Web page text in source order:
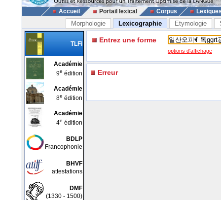
Accueil Portail lexical Corpus
Morphologie Lexicographie Etymologie
TLFi
Académie
9e édition
Académie
8e édition
Académie
4e édition
BDLP
Francophonie
BHVF
attestations
DMF
(1330 - 1500)
Entrez une forme
options d'affichage
Erreur